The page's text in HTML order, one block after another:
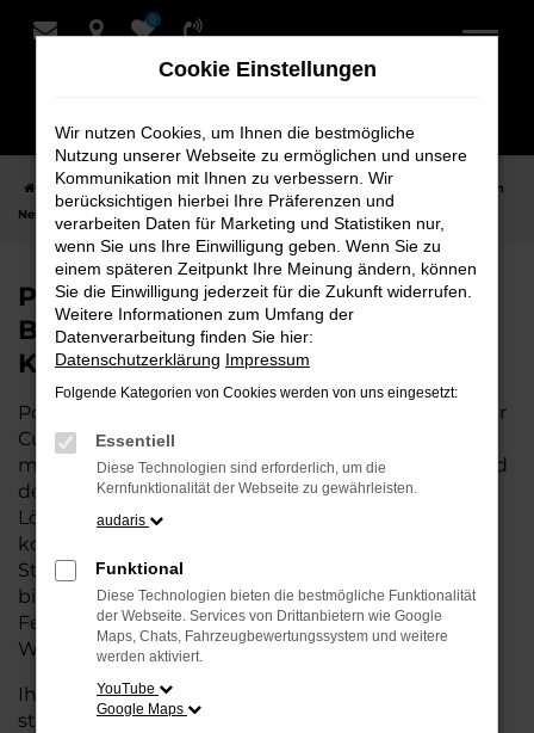
Zum
0
Startseite Cuxhaven Porsche Porsche Taycan
Porsche Taycan
Neuwagen bei Bremer Fahrzeughaus Schmidt + Koch AG für Cuxhaven
Porsche Taycan Neuwagen bei
Bremer Fahrzeughaus Schmidt +
Koch AG für Cuxhaven
Porsche Taycan ist die perfekte Wahl für alle, die für
Cuxhaven einen
modernen Technik, seinem effizienten Antrieb und
dem stilvollen Design ist der Taycan die ideale
Lösung für jeden, der ein zuverlässiges und
komfortables Fahrzeug möchte. Egal, ob für den
Stadtverkehr oder längere Fahrten – der Taycan
bietet Ihnen höchsten Fahrkomfort, innovative
Features und eine herausragende
Wirtschaftlichkeit.
Ihr Porsche Autohaus in der Nähe von Cuxhaven
steht Ihnen mit einer breiten Auswahl an
Cookie Einstellungen
Wir nutzen Cookies, um Ihnen die bestmögliche
Nutzung unserer Webseite zu ermöglichen und unsere
Kommunikation mit Ihnen zu verbessern. Wir
berücksichtigen hierbei Ihre Präferenzen und
verarbeiten Daten für Marketing und Statistiken nur,
wenn Sie uns Ihre Einwilligung geben. Wenn Sie zu
einem späteren Zeitpunkt Ihre Meinung ändern, können
Sie die Einwilligung jederzeit für die Zukunft widerrufen.
Weitere Informationen zum Umfang der
Datenverarbeitung finden Sie hier:
Datenschutzerklärung Impressum
Folgende Kategorien von Cookies werden von uns eingesetzt:
Essentiell
Diese Technologien sind erforderlich, um die
Kernfunktionalität der Webseite zu gewährleisten.
audaris
Funktional
Diese Technologien bieten die bestmögliche Funktionalität
der Webseite. Services von Drittanbietern wie Google
Maps, Chats, Fahrzeugbewertungssystem und weitere
werden aktiviert.
YouTube
Google Maps